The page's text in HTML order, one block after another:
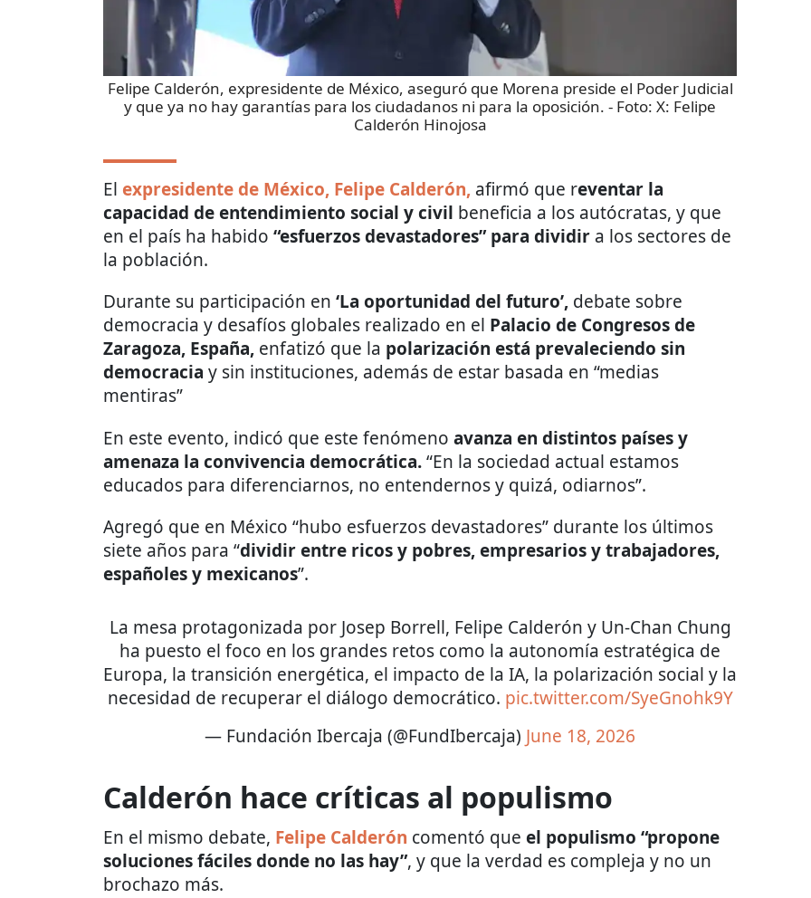
Felipe Calderón, expresidente de México, aseguró que Morena preside el Poder Judicial
y que ya no hay garantías para los ciudadanos ni para la oposición. - Foto: X: Felipe
Calderón Hinojosa
El expresidente de México, Felipe Calderón, afirmó que reventar la
capacidad de entendimiento social y civil beneficia a los autócratas, y que
en el país ha habido “esfuerzos devastadores” para dividir a los sectores de
la población.
Durante su participación en ‘La oportunidad del futuro’, debate sobre
democracia y desafíos globales realizado en el Palacio de Congresos de
Zaragoza, España, enfatizó que la polarización está prevaleciendo sin
democracia y sin instituciones, además de estar basada en “medias
mentiras”
En este evento, indicó que este fenómeno avanza en distintos países y
amenaza la convivencia democrática.“En la sociedad actual estamos
educados para diferenciarnos, no entendernos y quizá, odiarnos”.
Agregó que en México “hubo esfuerzos devastadores” durante los últimos
siete años para “dividir entre ricos y pobres, empresarios y trabajadores,
españoles y mexicanos”.
La mesa protagonizada por Josep Borrell, Felipe Calderón y Un-Chan Chung
ha puesto el foco en los grandes retos como la autonomía estratégica de
Europa, la transición energética, el impacto de la IA, la polarización social y la
necesidad de recuperar el diálogo democrático. pic.twitter.com/SyeGnohk9Y
— Fundación Ibercaja (@FundIbercaja) June 18, 2026
Calderón hace críticas al populismo
En el mismo debate, Felipe Calderón comentó que el populismo “propone
soluciones fáciles donde no las hay”, y que la verdad es compleja y no un
brochazo más.